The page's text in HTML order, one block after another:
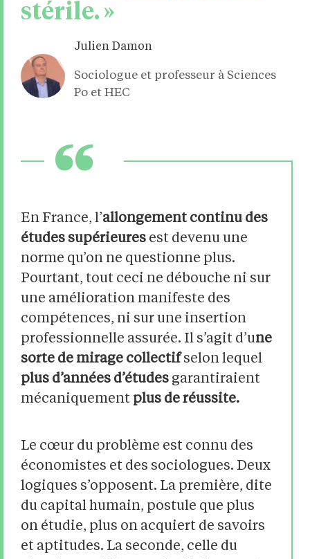
stérile. »
Julien Damon
Sociologue et professeur à Sciences
Po et HEC
En France, l’allongement continu des
études supérieures est devenu une
norme qu’on ne questionne plus.
Pourtant, tout ceci ne débouche ni sur
une amélioration manifeste des
compétences, ni sur une insertion
professionnelle assurée. Il s’agit d’une
sorte de mirage collectif selon lequel
plus d’années d’étudesgarantiraient
mécaniquement plus de réussite.
Le cœur du problème est connu des
économistes et des sociologues. Deux
logiques s’opposent. La première, dite
du capital humain, postule que plus
on étudie, plus on acquiert de savoirs
et aptitudes. La seconde, celle du